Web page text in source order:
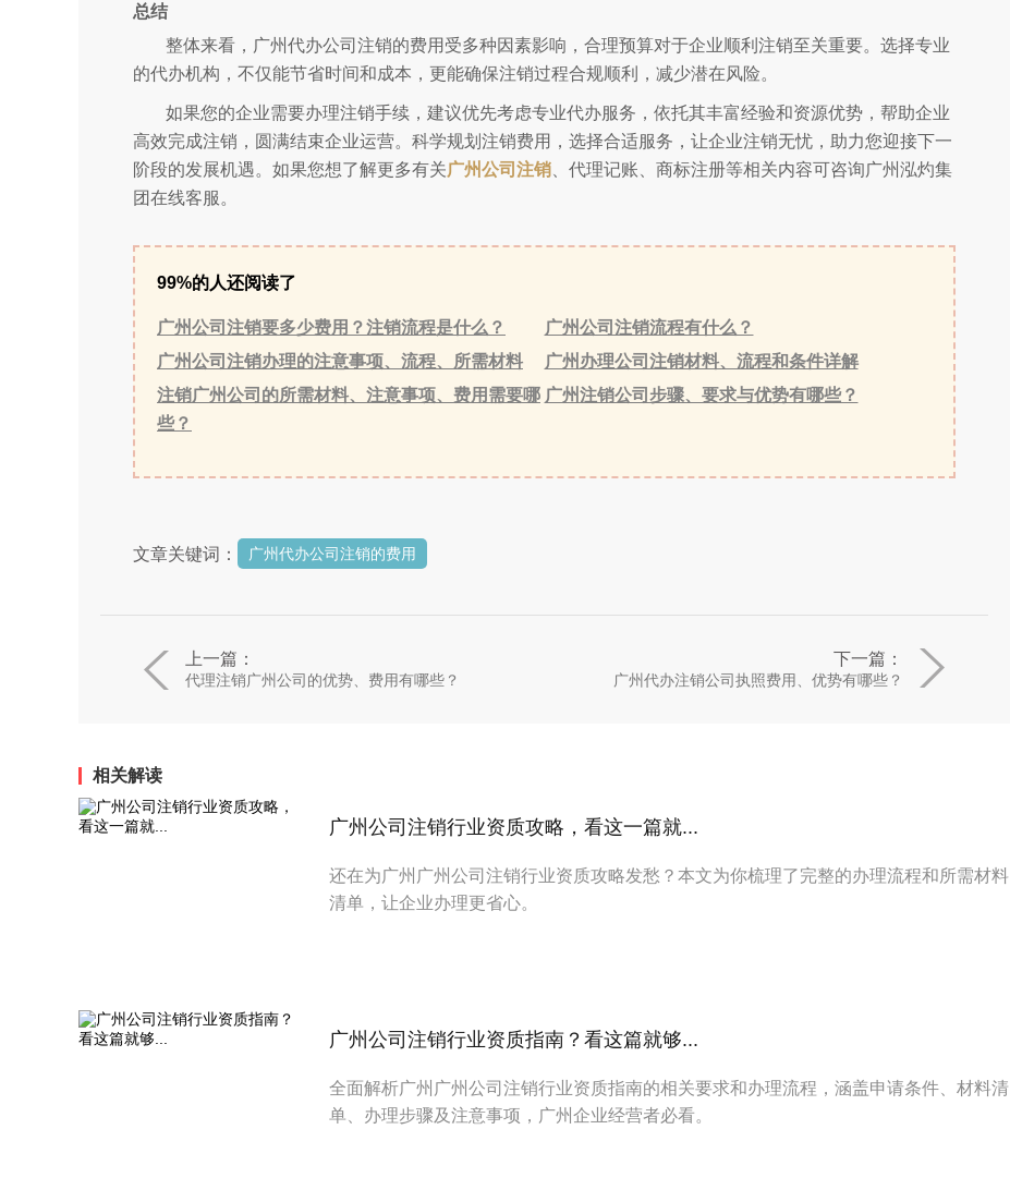
总结
整体来看，广州代办公司注销的费用受多种因素影响，合理预算对于企业顺利注销至关重要。选择专业
的代办机构，不仅能节省时间和成本，更能确保注销过程合规顺利，减少潜在风险。
如果您的企业需要办理注销手续，建议优先考虑专业代办服务，依托其丰富经验和资源优势，帮助企业
高效完成注销，圆满结束企业运营。科学规划注销费用，选择合适服务，让企业注销无忧，助力您迎接下一
阶段的发展机遇。如果您想了解更多有关广州公司注销 、代理记账、商标注册等相关内容可咨询广州泓灼集
团在线客服。
99%的人还阅读了
广州公司注销要多少费用？注销流程是什么？
广州公司注销流程有什么？
广州公司注销办理的注意事项、流程、所需材料
广州办理公司注销材料、流程和条件详解
注销广州公司的所需材料、注意事项、费用需要哪
些？
广州注销公司步骤、要求与优势有哪些？
文章关键词： 广州代办公司注销的费用
上一篇：
代理注销广州公司的优势、费用有哪些？
下一篇：
广州代办注销公司执照费用、优势有哪些？
相关解读
广州公司注销行业资质攻略，看这一篇就...
还在为广州广州公司注销行业资质攻略发愁？本文为你梳理了完整的办理流程和所需材料
清单，让企业办理更省心。
广州公司注销行业资质指南？看这篇就够...
全面解析广州广州公司注销行业资质指南的相关要求和办理流程，涵盖申请条件、材料清
单、办理步骤及注意事项，广州企业经营者必看。